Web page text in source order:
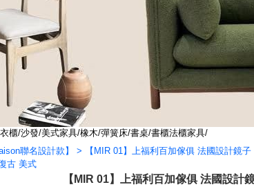
櫃/沙發/美式家具/橡木/彈簧床/書桌/書櫃法櫃家具/
聯名設計款】 >
【MIR 01】上福利百加傢俱 法國設計鏡
古 美式
【MIR 01】上福利百加傢俱 法國設計